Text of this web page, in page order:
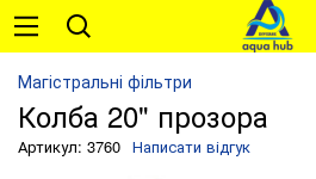
Магістральні фільтри
Колба 20" прозора
Артикул: 3760 Написати відгук